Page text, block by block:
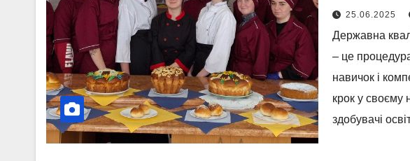
25.06.2025
Державна
– це
навичок і
крок у своєму
здобувачі